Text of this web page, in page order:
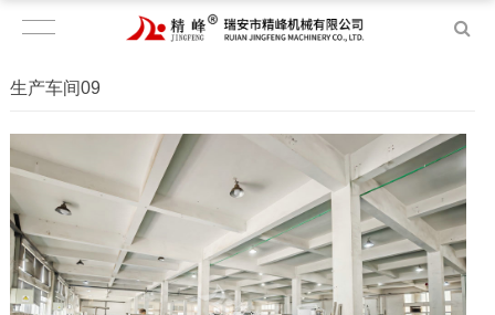
生产车间09